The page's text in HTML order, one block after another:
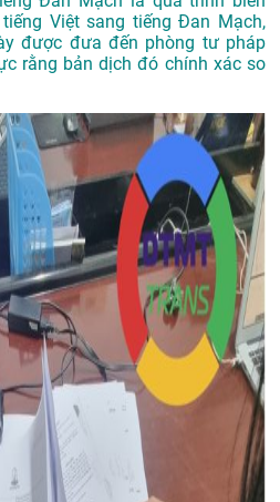
Việt sang tiếng Đan Mạch,
được đưa đến phòng tư pháp
rằng bản dịch đó chính xác so